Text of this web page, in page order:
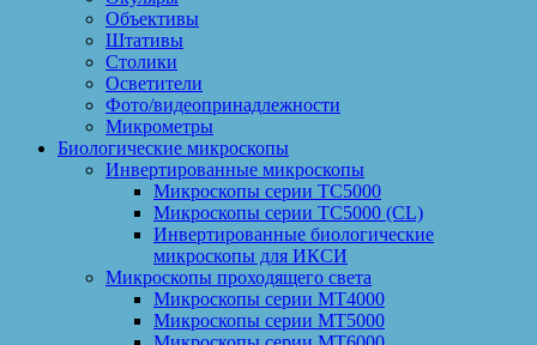
Объективы
Штативы
Столики
Осветители
Фото/видеопринадлежности
Микрометры
Биологические микроскопы
Инвертированные микроскопы
Микроскопы серии ТС5000
Микроскопы серии ТС5000 (CL)
Инвертированные биологические
микроскопы для ИКСИ
Микроскопы проходящего света
Микроскопы серии МТ4000
Микроскопы серии МТ5000